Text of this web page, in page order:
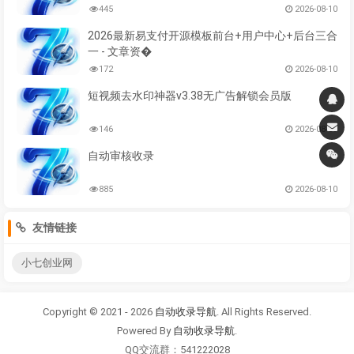
445 2026-08-10
2026最新易支付开源模板前台+用户中心+后台三合
一 - 文章资�
172 2026-08-10
短视频去水印神器v3.38无广告解锁会员版
146 2026-08-09
自动审核收录
885 2026-08-10
友情链接
小七创业网
Copyright © 2021 - 2026 自动收录导航. All Rights Reserved.
Powered By 自动收录导航.
QQ交流群：541222028